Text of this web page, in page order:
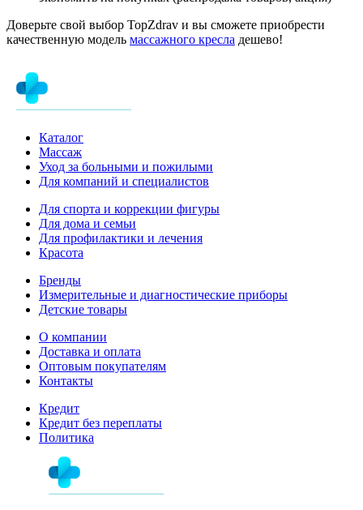
Доверьте свой выбор TopZdrav и вы сможете приобрести
качественную модель массажного кресла дешево!
Каталог
Массаж
Уход за больными и пожилыми
Для компаний и специалистов
Для спорта и коррекции фигуры
Для дома и семьи
Для профилактики и лечения
Красота
Бренды
Измерительные и диагностические приборы
Детские товары
О компании
Доставка и оплата
Оптовым покупателям
Контакты
Кредит
Кредит без переплаты
Политика